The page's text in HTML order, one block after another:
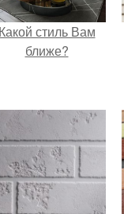
стиль Вам
ближе?